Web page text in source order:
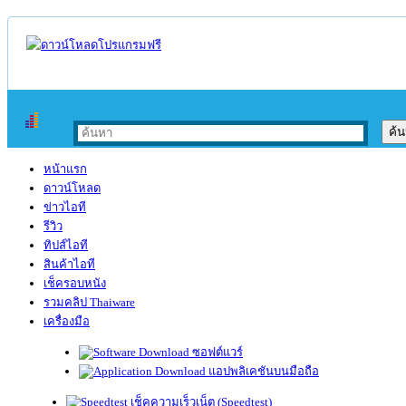
หน้าแรก
ดาวน์โหลด
ข่าวไอที
รีวิว
ทิปส์ไอที
สินค้าไอที
เช็ครอบหนัง
รวมคลิป Thaiware
เครื่องมือ
ซอฟต์แวร์
แอปพลิเคชันบนมือถือ
เช็คความเร็วเน็ต (Speedtest)